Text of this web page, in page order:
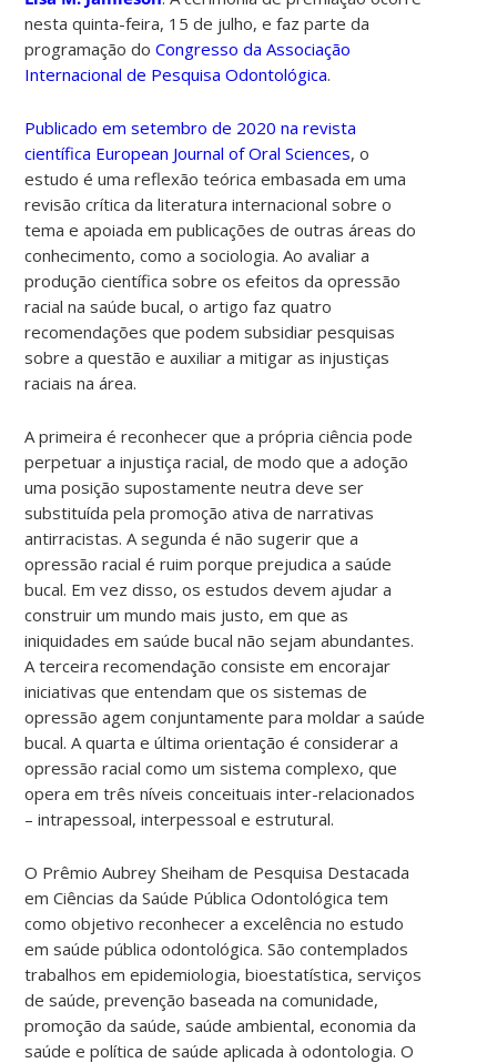
nesta quinta-feira, 15 de julho, e faz parte da
programação doCongresso da Associação
Internacional de Pesquisa Odontológica.
Publicado em setembro de 2020 na revista
científica European Journal of Oral Sciences, o
estudo é uma reflexão teórica embasada em uma
revisão crítica da literatura internacional sobre o
tema e apoiada em publicações de outras áreas do
conhecimento, como a sociologia. Ao avaliar a
produção científica sobre os efeitos da opressão
racial na saúde bucal, o artigo faz quatro
recomendações que podem subsidiar pesquisas
sobre a questão e auxiliar a mitigar as injustiças
raciais na área.
A primeira é reconhecer que a própria ciência pode
perpetuar a injustiça racial, de modo que a adoção
uma posição supostamente neutra deve ser
substituída pela promoção ativa de narrativas
antirracistas. A segunda é não sugerir que a
opressão racial é ruim porque prejudica a saúde
bucal. Em vez disso, os estudos devem ajudar a
construir um mundo mais justo, em que as
iniquidades em saúde bucal não sejam abundantes.
A terceira recomendação consiste em encorajar
iniciativas que entendam que os sistemas de
opressão agem conjuntamente para moldar a saúde
bucal. A quarta e última orientação é considerar a
opressão racial como um sistema complexo, que
opera em três níveis conceituais inter-relacionados
– intrapessoal, interpessoal e estrutural.
O Prêmio Aubrey Sheiham de Pesquisa Destacada
em Ciências da Saúde Pública Odontológica tem
como objetivo reconhecer a excelência no estudo
em saúde pública odontológica. São contemplados
trabalhos em epidemiologia, bioestatística, serviços
de saúde, prevenção baseada na comunidade,
promoção da saúde, saúde ambiental, economia da
saúde e política de saúde aplicada à odontologia. O